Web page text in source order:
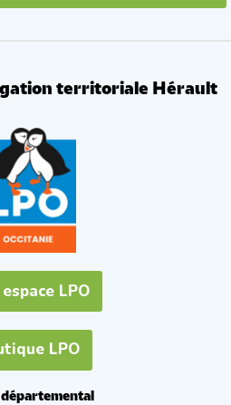
territoriale Hérault
LPO
LPO